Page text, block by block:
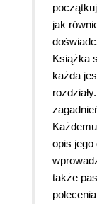
jak
Książka
każda
opis jego
także